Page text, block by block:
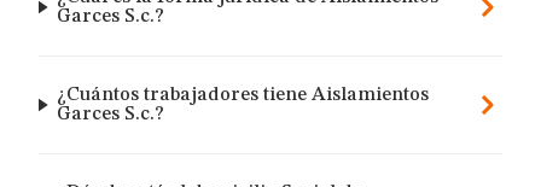
Garces S.c.?
¿Cuántos trabajadores tiene Aislamientos
Garces S.c.?